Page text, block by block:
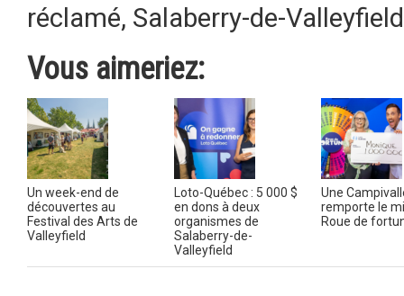
réclamé, Salaberry-de-Valleyfield
Vous aimeriez:
Un week-end de
découvertes au
Festival des Arts de
Valleyfield
Loto-Québec : 5 000 $
en dons à deux
organismes de
Salaberry-de-
Valleyfield
Une
remporte le
Roue de